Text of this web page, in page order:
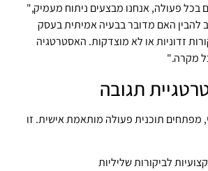
בכל פעולה, אנחנו מבצעים ניתוח מעמיק,"
להבין האם מדובר בבעיה אמיתית בעסק
זדוניות או לא מוצדקות. האסטרטגיה
מקרה."
מפתחים תוכנית פעולה מותאמת אישית. זו
לביקורות שליליות